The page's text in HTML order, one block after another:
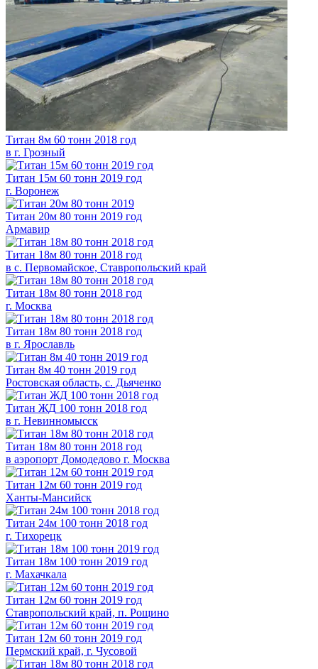
Титан 8м 60 тонн 2018 год
в г. Грозный
Титан 15м 60 тонн 2019 год
г. Воронеж
Титан 20м 80 тонн 2019 год
Армавир
Титан 18м 80 тонн 2018 год
в c. Первомайское, Ставропольский край
Титан 18м 80 тонн 2018 год
г. Москва
Титан 18м 80 тонн 2018 год
в г. Ярославль
Титан 8м 40 тонн 2019 год
Ростовская область, с. Дьяченко
Титан ЖД 100 тонн 2018 год
в г. Невинномысск
Титан 18м 80 тонн 2018 год
в аэропорт Домодедово г. Москва
Титан 12м 60 тонн 2019 год
Ханты-Мансийск
Титан 24м 100 тонн 2018 год
г. Тихорецк
Титан 18м 100 тонн 2019 год
г. Махачкала
Титан 12м 60 тонн 2019 год
Ставропольский край, п. Рощино
Титан 12м 60 тонн 2019 год
Пермский край, г. Чусовой